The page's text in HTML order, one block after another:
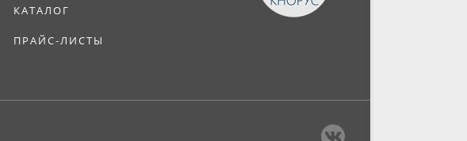
КАТАЛОГ
ПРАЙС-ЛИСТЫ